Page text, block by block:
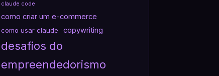
claude code
como criar um e-commerce
como usar claude copywriting
desafios do
empreendedorismo